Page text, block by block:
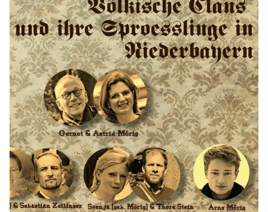
schubsten Leute umher und gingen mit einer
Reiterstaffel vor um die Menschenmenge zu zerstreuen.
Unter enormen […]